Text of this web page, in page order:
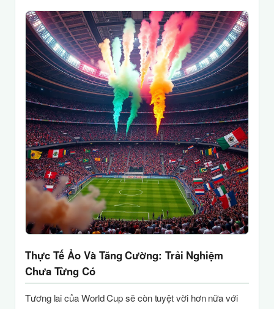
Thực Tế Ảo Và Tăng Cường: Trải Nghiệm
Chưa Từng Có
Tương lai của World Cup sẽ còn tuyệt vời hơn nữa với